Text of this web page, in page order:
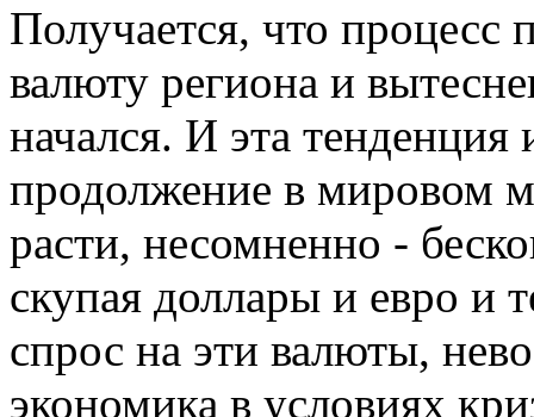
Получается, что
валюту региона и
начался. И эта
продолжение в мировом
расти, несомненно -
скупая доллары и евро и
спрос на эти валюты,
экономика в условиях